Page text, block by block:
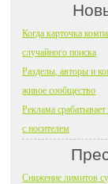
Когда карточка
случайного поиска
Разделы, авторы и
живое сообщество
Реклама
с носителем
Снижение лимитов